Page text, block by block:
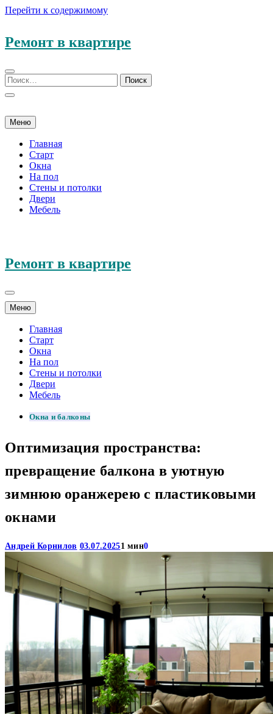
Перейти к содержимому
Ремонт в квартире
Меню
Главная
Старт
Окна
На пол
Стены и потолки
Двери
Мебель
Ремонт в квартире
Меню
Главная
Старт
Окна
На пол
Стены и потолки
Двери
Мебель
Окна и балконы
Оптимизация пространства:
превращение балкона в уютную
зимнюю оранжерею с пластиковыми
окнами
Андрей Корнилов 03.07.20251 мин0